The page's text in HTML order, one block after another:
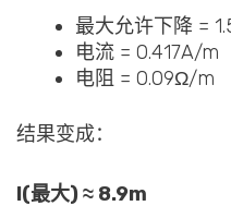
最大允许下降 =
电流 = 0.417A/m
电阻 = 0.09Ω/m
结果变成：
l(最大) ≈ 8.9m